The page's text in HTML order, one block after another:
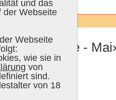
récolte -
(Rum)
und das
der Webseite
Webseite
wie sie in
von
sind.
von 18